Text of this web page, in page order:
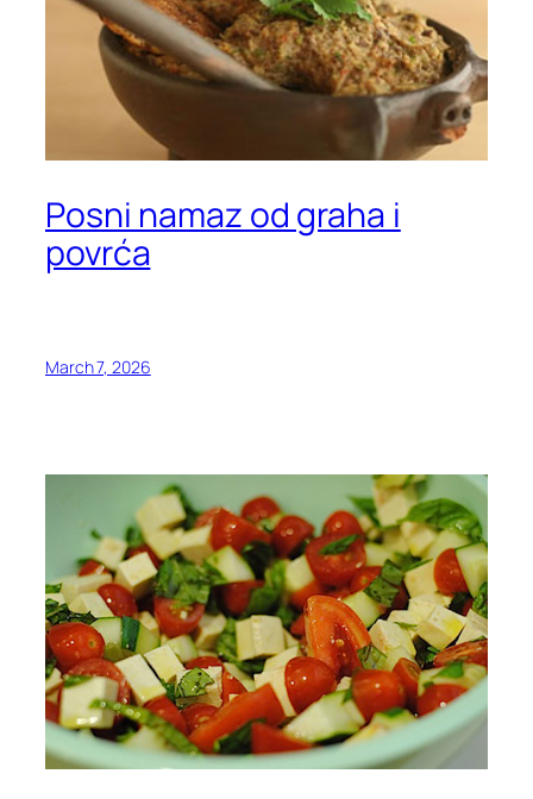
Posni namaz od graha i
povrća
March 7, 2026